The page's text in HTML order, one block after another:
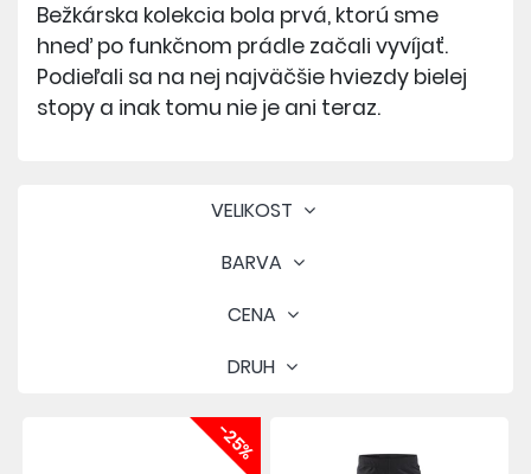
Bežkárska kolekcia bola prvá, ktorú sme
hneď po funkčnom prádle začali vyvíjať.
Podieľali sa na nej najväčšie hviezdy bielej
stopy a inak tomu nie je ani teraz.
VELIKOST
BARVA
CENA
DRUH
-25%